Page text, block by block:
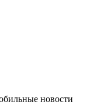
новости